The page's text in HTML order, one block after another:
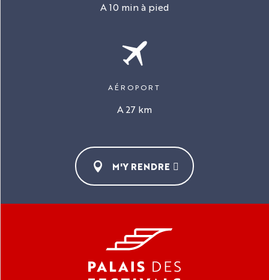
A 10 min à pied
AÉROPORT
A 27 km
M'Y RENDRE